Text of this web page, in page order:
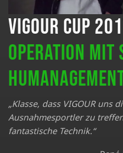
Vigour Cup
ope­ration mit
„Klasse, dass VIGOUR uns
Ausnahmesportler zu
fantastische Technik.“